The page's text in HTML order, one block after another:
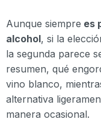
Aunque siempre es
alcohol, si la
la segunda parece
resumen, qué
vino blanco,
alternativa
manera ocasional.